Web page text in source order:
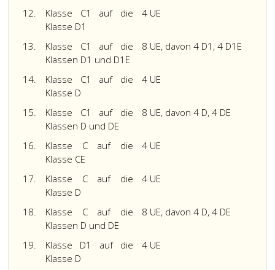
nur
einen
Fahrschüler
ausbilden.
Tag
dürfen
Fahrschülern
beim
eines
Kraftfahrzeuges
nicht
mehr
als
vier
Unterrichtseinheiten
werden.
alsB
die
umfassen
12.
Klasse C1 auf die
Klasse D1
4 UE
13.
Klasse C1 auf die
Klassen D1 und D1E
8 UE, davon 4 D1, 4 D1E
14.
Klasse C1 auf die
Klasse D
4 UE
15.
Klasse C1 auf die
Klassen D und DE
8 UE, davon 4 D, 4 DE
16.
Klasse C auf die
Klasse CE
4 UE
17.
Klasse C auf die
Klasse D
4 UE
18.
Klasse C auf die
Klassen D und DE
8 UE, davon 4 D, 4 DE
19.
Klasse D1 auf die
Klasse D
4 UE